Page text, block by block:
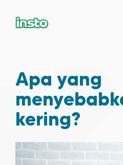
Apa yang
kering?